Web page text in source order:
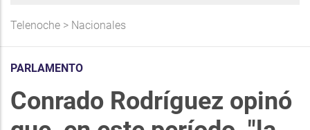
Telenoche > Nacionales
PARLAMENTO
Conrado Rodríguez opinó